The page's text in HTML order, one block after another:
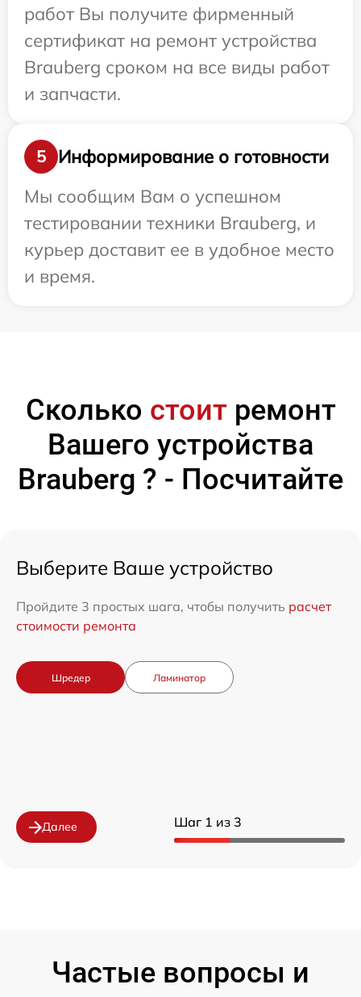
работ Вы получите фирменный
сертификат на ремонт устройства
Brauberg сроком на все виды работ
и запчасти.
5
Информирование о готовности
Мы сообщим Вам о успешном
тестировании техники Brauberg, и
курьер доставит ее в удобное место
и время.
Сколько стоитремонт
Вашего устройства
Brauberg ? - Посчитайте
Шаг 1 из 3
Выберите Ваше устройство
Пройдите 3 простых шага, чтобы получить расчет
стоимости ремонта
Шредер Ламинатор
Далее
Частые вопросы и